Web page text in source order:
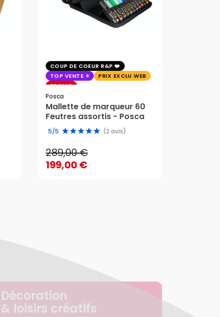
COUP DE COEUR R&P
TOP VENTE
PRIX EXCLU WEB
PROMO
Posca
Mallette de marqueur 60
Feutres assortis - Posca
5/5 (2 avis)
289,00 €
199,00 €
289,00 €
199,00 €
AJOUTER AU PANIER
Décoration
& loisirs créatifs